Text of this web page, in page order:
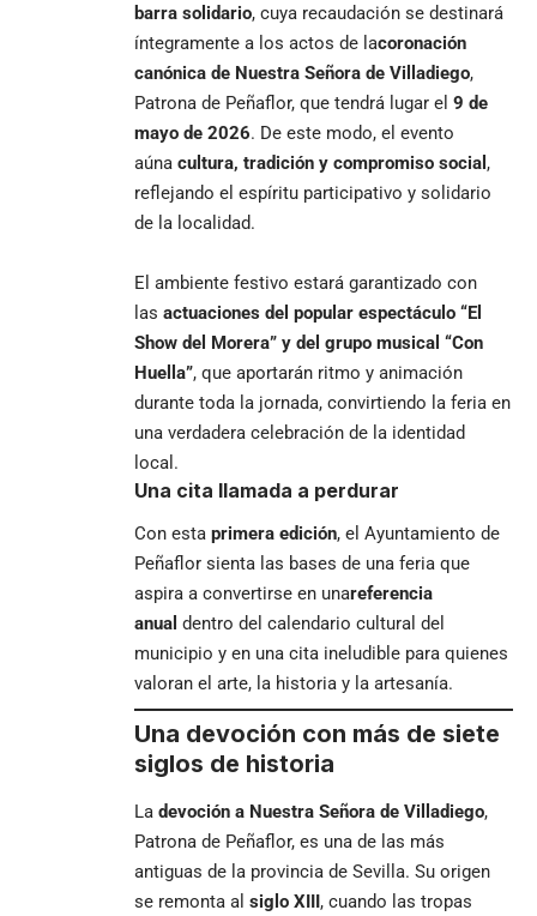
barra solidario, cuya recaudación se destinará
íntegramente a los actos de lacoronación
canónica de Nuestra Señora de Villadiego,
Patrona de Peñaflor, que tendrá lugar el 9 de
mayo de 2026. De este modo, el evento
aúna cultura, tradición y compromiso social ,
reflejando el espíritu participativo y solidario
de la localidad.
El ambiente festivo estará garantizado con
las actuaciones del popular espectáculo “El
Show del Morera” y del grupo musical “Con
Huella”, que aportarán ritmo y animación
durante toda la jornada, convirtiendo la feria en
una verdadera celebración de la identidad
local.
Una cita llamada a perdurar
Con esta primera edición, el Ayuntamiento de
Peñaflor sienta las bases de una feria que
aspira a convertirse en unareferencia
anual dentro del calendario cultural del
municipio y en una cita ineludible para quienes
valoran el arte, la historia y la artesanía.
Una devoción con más de siete
siglos de historia
La devoción a Nuestra Señora de Villadiego,
Patrona de Peñaflor, es una de las más
antiguas de la provincia de Sevilla. Su origen
se remonta al siglo XIII, cuando las tropas